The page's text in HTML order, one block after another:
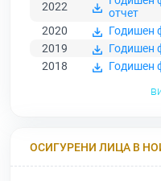
2022
отчет
2020
Годишен
2019
Годишен
2018
Годишен
ОСИГУРЕНИ ЛИЦА В